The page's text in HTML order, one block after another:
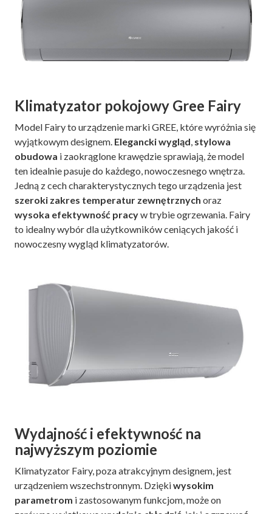
Klimatyzator pokojowy Gree Fairy
Model Fairy to urządzenie marki GREE, które wyróżnia się
wyjątkowym designem. Elegancki wygląd, stylowa
obudowa i zaokrąglone krawędzie sprawiają, że model
ten idealnie pasuje do każdego, nowoczesnego wnętrza.
Jedną z cech charakterystycznych tego urządzenia jest
szeroki zakres temperatur zewnętrznych oraz
wysoka efektywność pracyw trybie ogrzewania. Fairy
to idealny wybór dla użytkowników ceniących jakość i
nowoczesny wygląd klimatyzatorów.
Wydajność i efektywność na
najwyższym poziomie
Klimatyzator Fairy, poza atrakcyjnym designem, jest
urządzeniem wszechstronnym. Dziękiwysokim
parametrom i zastosowanym funkcjom, może on